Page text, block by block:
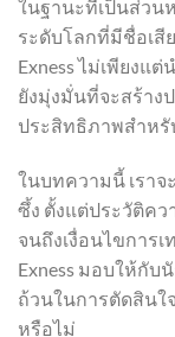
ในฐานะที่เป็นส่วน
ระดับโลกที่มีชื่อเสี
Exness ไม่เพียงแ
ยังมุ่งมั่นที่จะสร้าง
ประสิทธิภาพสำห
ในบทความนี้ เราจ
ซึ้ง ตั้งแต่ประวัติค
จนถึงเงื่อนไขการ
Exness มอบให้กั
ถ้วนในการตัดสินใ
หรือไม่